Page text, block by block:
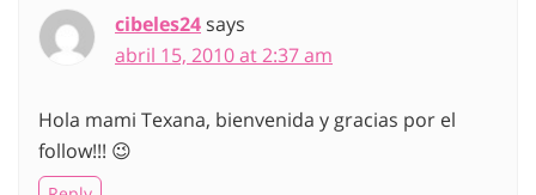
cibeles24says
abril 15, 2010 at 2:37 am
Hola mami Texana, bienvenida y gracias por el
follow!!! 😉